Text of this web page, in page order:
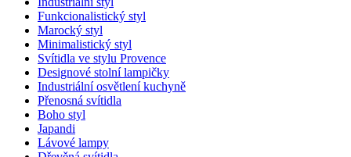
Funkcionalistický styl
Marocký styl
Minimalistický styl
Svítidla ve stylu Provence
Designové stolní lampičky
Industriální osvětlení kuchyně
Přenosná svítidla
Boho styl
Japandi
Lávové lampy